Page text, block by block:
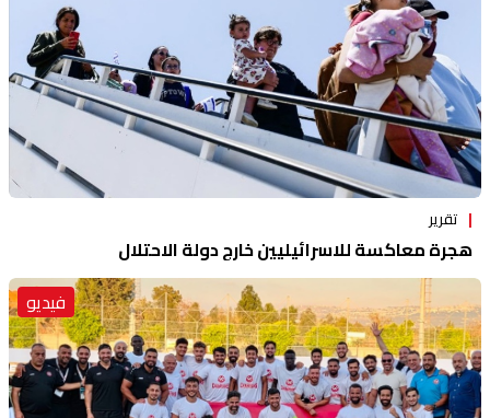
تقرير
هجرة معاكسة للاسرائيليين خارج دولة الاحتلال
فيديو